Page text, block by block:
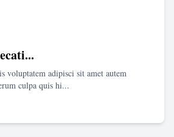
voluptatem adipisci sit amet autem
culpa quis hi...